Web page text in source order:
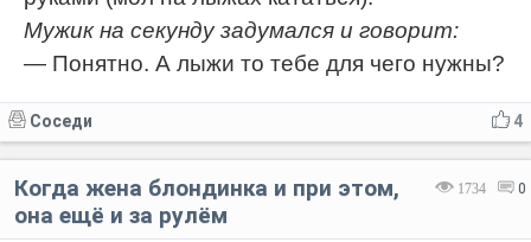
Мужик на секунду задумался и говорит:
— Понятно. А лыжи то тебе для чего нужны?
4
Соседи
1734 0
Когда жена блондинка и при этом,
она ещё и за рулём